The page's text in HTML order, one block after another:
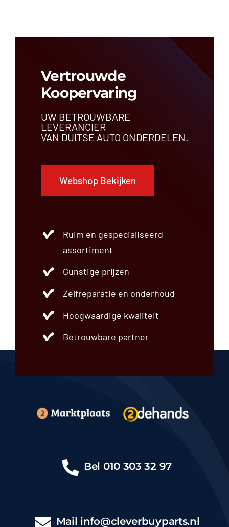
Vertrouwde
Koopervaring
UW BETROUWBARE
LEVERANCIER
VAN DUITSE AUTO ONDERDELEN.
Webshop Bekijken
Ruim en gespecialiseerd
assortiment
Gunstige prijzen
Zelfreparatie en onderhoud
Hoogwaardige kwaliteit
Betrouwbare partner
Bel 010 303 32 97
Mail info@cleverbuyparts.nl